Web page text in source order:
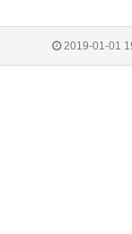
2019-01-01